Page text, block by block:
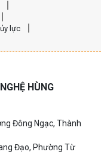
lực
HÙNG
Đông Ngạc, Thành
Đạo, Phường Từ